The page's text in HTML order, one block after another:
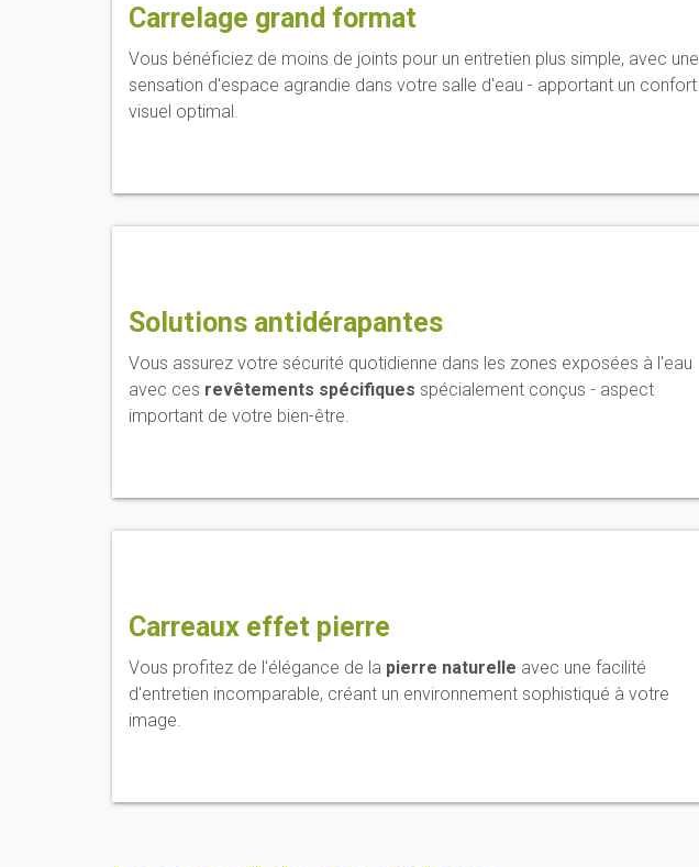
Carrelage grand format
Vous bénéficiez de moins de joints pour un entretien plus simple, avec une
sensation d'espace agrandie dans votre salle d'eau - apportant un confort
visuel optimal.
Solutions antidérapantes
Vous assurez votre sécurité quotidienne dans les zones exposées à l'eau
avec ces revêtements spécifiques spécialement conçus - aspect
important de votre bien-être.
Carreaux effet pierre
Vous profitez de l'élégance de la pierre naturelle avec une facilité
d'entretien incomparable, créant un environnement sophistiqué à votre
image.